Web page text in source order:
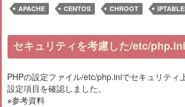
APACHE CENTOS CHROOT
セキュリティを考慮した/etc/
PHPの設定ファイル/etc/php.iniでセキュリティ
設定項目を確認しました。
※参考資料